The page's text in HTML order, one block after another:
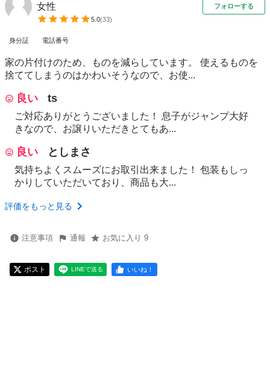
女性
5.0(33)
フォローする
身分証 電話番号
家の片付けのため、ものを減らしています。 使えるものを
捨ててしまうのはかわいそうなので、お使...
良い ts
ご対応ありがとうございました！ 息子がジャンプ大好
きなので、お譲りいただきとてもあ...
良い としまさ
気持ちよくスムーズにお取引出来ました！ 包装もしっ
かりしていただいており、商品も大...
評価をもっと見る
注意事項 通報 お気に入り 9
ポスト LINEで送る いいね！